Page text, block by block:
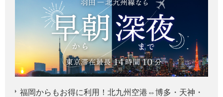
福岡からもお得に利用！北九州空港⇔博多・天神・